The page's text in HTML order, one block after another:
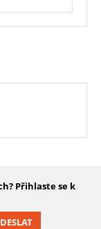
Přihlaste se k